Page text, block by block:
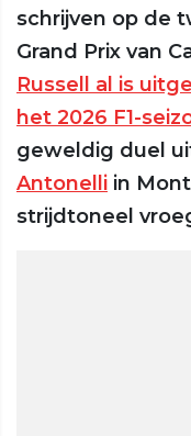
schrijven op de
Grand Prix van
Russell al is
het 2026 F1-
geweldig duel
Antonelli in
strijdtoneel